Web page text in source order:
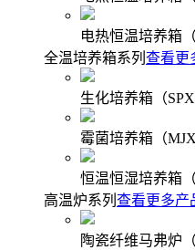
电热恒温培养箱
全温培养箱系列 查看更
生化培养箱（
霉菌培养箱（
恒温恒湿培养箱
高温炉系列 查看更多产
陶瓷纤维马弗炉